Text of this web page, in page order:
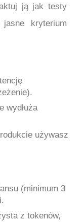
ją jak testy
kryterium
wydłuża
używasz
(minimum 3
z tokenów,